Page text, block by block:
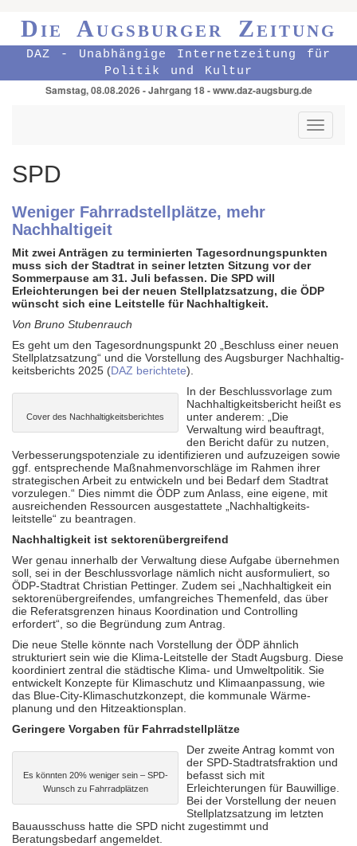
Die Augsburger Zeitung
DAZ - Unabhängige Internetzeitung für
Politik und Kultur
Samstag, 08.08.2026 - Jahrgang 18 - www.daz-augsburg.de
Toggle
SPD
Weniger Fahrradstellplätze, mehr
Nachhaltigeit
Mit zwei Anträgen zu terminierten Tagesord­nungs­punkten
muss sich der Stadtrat in seiner letzten Sitzung vor der
Sommerpause am 31. Juli befassen. Die SPD will
Erleichterungen bei der neuen Stellplatzsatzung, die ÖDP
wünscht sich eine Leitstelle für Nachhaltigkeit.
Von Bruno Stubenrauch
Es geht um den Tagesordnungspunkt 20 „Beschluss einer neuen
Stellplatzsatzung“ und die Vorstellung des Augsburger Nachhaltig­
keits­berichts 2025 (DAZ berichtete).
Cover des Nachhaltigkeitsberichtes
In der Beschluss­vorlage zum
Nach­haltig­keits­bericht heißt es
unter anderem: „Die
Verwaltung wird beauftragt,
den Bericht dafür zu nutzen,
Verbesserungs­potenziale zu identi­fizieren und aufzuzeigen sowie
ggf. entsprechende Maßnahmen­vorschläge im Rahmen ihrer
strategischen Arbeit zu entwickeln und bei Bedarf dem Stadtrat
vorzulegen.“ Dies nimmt die ÖDP zum Anlass, eine eigene, mit
ausreichenden Ressourcen ausgestattete „Nachhaltig­keits­
leitstelle“ zu beantragen.
Nachhaltigkeit ist sektorenübergreifend
Wer genau innerhalb der Verwaltung diese Aufgabe übernehmen
soll, sei in der Beschluss­vorlage nämlich nicht ausformuliert, so
ÖDP-Stadtrat Christian Pettinger. Zudem sei „Nachhaltigkeit ein
sektoren­über­greifendes, umfangreiches Themenfeld, das über
die Referats­grenzen hinaus Koordination und Controlling
erfordert“, so die Begründung zum Antrag.
Die neue Stelle könnte nach Vorstellung der ÖDP ähnlich
strukturiert sein wie die Klima-Leitstelle der Stadt Augsburg. Diese
koordiniert zentral die städtische Klima- und Umweltpolitik. Sie
entwickelt Konzepte für Klimaschutz und Klimaanpassung, wie
das Blue-City-Klimaschutz­konzept, die kommunale Wärme­
planung und den Hitzeaktionsplan.
Geringere Vorgaben für Fahrradstellplätze
Es könnten 20% weniger sein – SPD-
Wunsch zu Fahrradplätzen
Der zweite Antrag kommt von
der SPD-Stadtrats­fraktion und
befasst sich mit
Erleichterungen für Bauwillige.
Bei der Vorstellung der neuen
Stellplatz­satzung im letzten
Bauausschuss hatte die SPD nicht zugestimmt und
Beratungsbedarf angemeldet.